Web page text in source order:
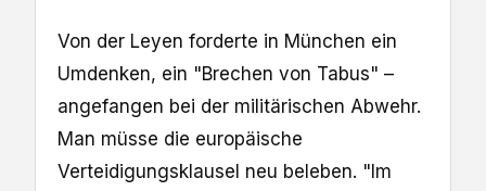
Von der Leyen forderte in München ein
Umdenken, ein "Brechen von Tabus" –
angefangen bei der militärischen Abwehr.
Man müsse die europäische
Verteidigungsklausel neu beleben. "Im